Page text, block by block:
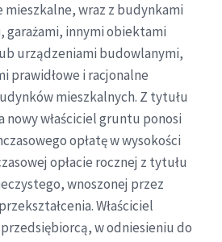
wraz z budynkami
garażami, innymi obiektami
urządzeniami budowlanymi,
prawidłowe i racjonalne
mieszkalnych. Z tytułu
nowy właściciel gruntu ponosi
opłatę w wysokości
opłacie rocznej z tytułu
wnoszonej przez
Właściciel
w odniesieniu do